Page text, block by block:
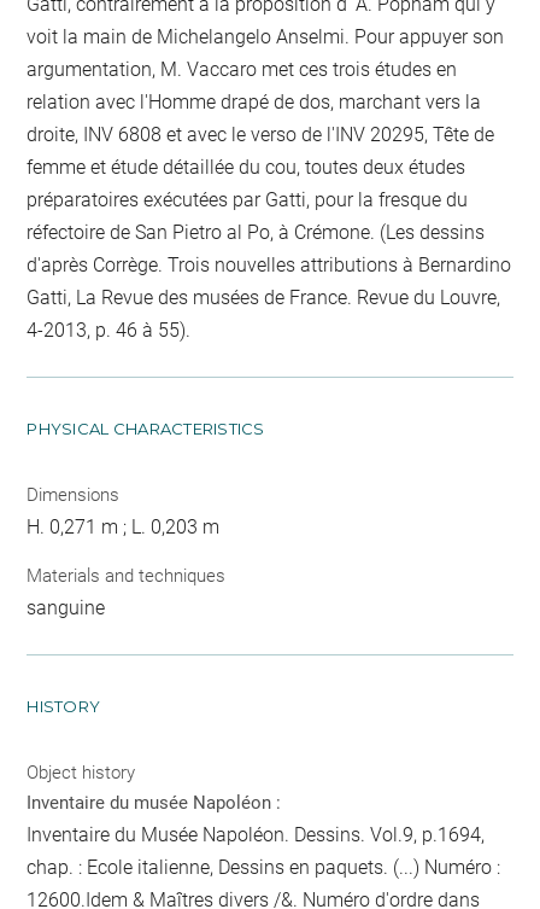
voit la main de Michelangelo Anselmi. Pour appuyer son
argumentation, M. Vaccaro met ces trois études en
relation avec l'Homme drapé de dos, marchant vers la
droite, INV 6808 et avec le verso de l'INV 20295, Tête de
femme et étude détaillée du cou, toutes deux études
préparatoires exécutées par Gatti, pour la fresque du
réfectoire de San Pietro al Po, à Crémone. (Les dessins
d'après Corrège. Trois nouvelles attributions à Bernardino
Gatti, La Revue des musées de France. Revue du Louvre,
4-2013, p. 46 à 55).
PHYSICAL CHARACTERISTICS
Dimensions
H. 0,271 m ; L. 0,203 m
Materials and techniques
sanguine
HISTORY
Object history
Inventaire du musée Napoléon :
Inventaire du Musée Napoléon. Dessins. Vol.9, p.1694,
chap. : Ecole italienne, Dessins en paquets. (...) Numéro :
12600.Idem & Maîtres divers /&. Numéro d'ordre dans